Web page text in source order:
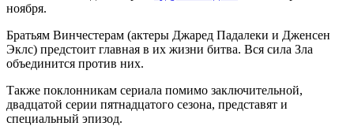
ноября.
Братьям Винчестерам (актеры Джаред Падалеки и Дженсен
Эклс) предстоит главная в их жизни битва. Вся сила Зла
объединится против них.
Также поклонникам сериала помимо заключительной,
двадцатой серии пятнадцатого сезона, представят и
специальный эпизод.